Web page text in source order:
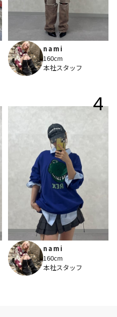
nami
160cm
本社スタッフ
4
nami
160cm
本社スタッフ